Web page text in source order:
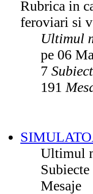
Rubrica in
feroviari si
Ultimul
pe 06
7
191
Ultimul
Subiecte
Mesaje